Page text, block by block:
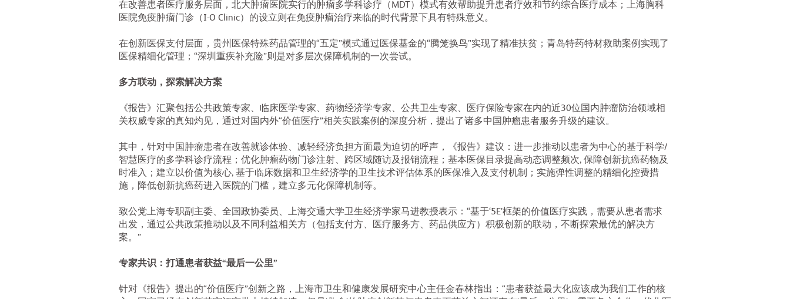
在改善患者医疗服务层面，北大肿瘤医院实行的肿瘤多学科诊疗（MDT）模式有效帮助提升患者疗效和节约综合医疗成本；上海胸科
医院免疫肿瘤门诊（I-O Clinic）的设立则在免疫肿瘤治疗来临的时代背景下具有特殊意义。
在创新医保支付层面，贵州医保特殊药品管理的“五定”模式通过医保基金的“腾笼换鸟”实现了精准扶贫；青岛特药特材救助案例实现了
医保精细化管理；“深圳重疾补充险”则是对多层次保障机制的一次尝试。
多方联动，探索解决方案
《报告》汇聚包括公共政策专家、临床医学专家、药物经济学专家、公共卫生专家、医疗保险专家在内的近30位国内肿瘤防治领域相
关权威专家的真知灼见，通过对国内外“价值医疗”相关实践案例的深度分析，提出了诸多中国肿瘤患者服务升级的建议。
其中，针对中国肿瘤患者在改善就诊体验、减轻经济负担方面最为迫切的呼声，《报告》建议：进一步推动以患者为中心的基于科学/
智慧医疗的多学科诊疗流程；优化肿瘤药物门诊注射、跨区域随访及报销流程；基本医保目录提高动态调整频次, 保障创新抗癌药物及
时准入；建立以价值为核心, 基于临床数据和卫生经济学的卫生技术评估体系的医保准入及支付机制；实施弹性调整的精细化控费措
施，降低创新抗癌药进入医院的门槛，建立多元化保障机制等。
致公党上海专职副主委、全国政协委员、上海交通大学卫生经济学家马进教授表示：“基于‘5E’框架的价值医疗实践，需要从患者需求
出发，通过公共政策推动以及不同利益相关方（包括支付方、医疗服务方、药品供应方）积极创新的联动，不断探索最优的解决方
案。”
专家共识：打通患者获益“最后一公里”
针对《报告》提出的“价值医疗”创新之路，上海市卫生和健康发展研究中心主任金春林指出：“患者获益最大化应该成为我们工作的核